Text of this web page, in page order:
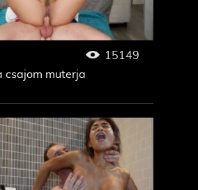
csajom muterja
15149